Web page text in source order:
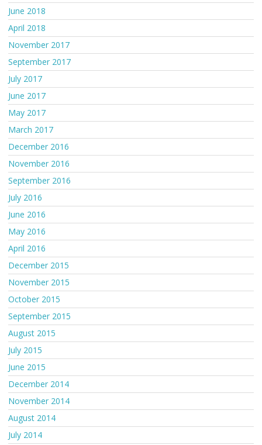
June 2018
April 2018
November 2017
September 2017
July 2017
June 2017
May 2017
March 2017
December 2016
November 2016
September 2016
July 2016
June 2016
May 2016
April 2016
December 2015
November 2015
October 2015
September 2015
August 2015
July 2015
June 2015
December 2014
November 2014
August 2014
July 2014